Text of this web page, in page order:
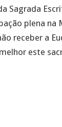
Sagrada
plena na
receber a
este